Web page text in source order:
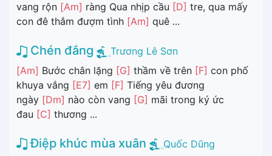
vang rộn [Am] ràng Qua nhịp cầu [D] tre, qua mấy
con đê thắm đượm tình [Am] quê ...
Chén đắng
Trương Lê Sơn
[Am] Bước chân lặng [G] thầm về trên [F] con phố
khuya vắng [E7] em [F] Tiếng yêu đương
ngày [Dm] nào còn vang [G] mãi trong ký ức
đau [C] thương ...
Điệp khúc mùa xuân
Quốc Dũng